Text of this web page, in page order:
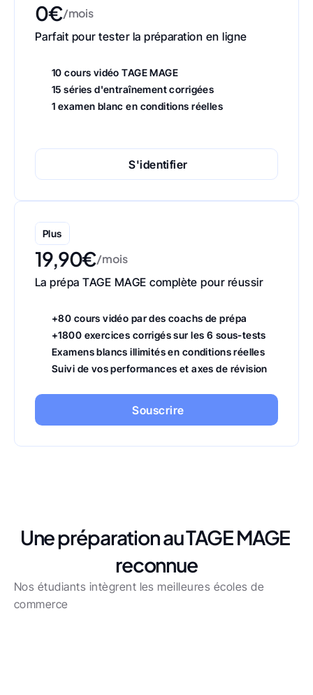
0€/mois
Parfait pour tester la préparation en ligne
10 cours vidéo TAGE MAGE
15 séries d'entraînement corrigées
1 examen blanc en conditions réelles
S'identifier
Plus
19,90€/mois
La prépa TAGE MAGE complète pour réussir
+80 cours vidéo par des coachs de prépa
+1800 exercices corrigés sur les 6 sous-tests
Examens blancs illimités en conditions réelles
Suivi de vos performances et axes de révision
Souscrire
Une préparation au TAGE MAGE
reconnue
Nos étudiants intègrent les meilleures écoles de
commerce